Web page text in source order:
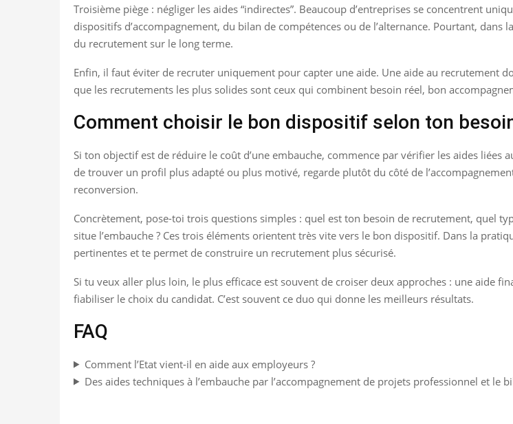
Troisième piège : négliger les aides “indirectes”. Beaucoup d’entreprises se concentrent
dispositifs d’accompagnement, du bilan de compétences ou de l’alternance. Pourtant,
du recrutement sur le long terme.
Enfin, il faut éviter de recruter uniquement pour capter une aide. Une aide au recrutement
que les recrutements les plus solides sont ceux qui combinent besoin réel, bon
Comment choisir le bon dispositif selon ton
Si ton objectif est de réduire le coût d’une embauche, commence par vérifier les aides liées
de trouver un profil plus adapté ou plus motivé, regarde plutôt du côté de
reconversion.
Concrètement, pose-toi trois questions simples : quel est ton besoin de recrutement, quel
situe l’embauche ? Ces trois éléments orientent très vite vers le bon dispositif. Dans la
pertinentes et te permet de construire un recrutement plus sécurisé.
Si tu veux aller plus loin, le plus efficace est souvent de croiser deux approches : une aide
fiabiliser le choix du candidat. C’est souvent ce duo qui donne les meilleurs résultats.
FAQ
Comment l’Etat vient-il en aide aux employeurs ?
Des aides techniques à l’embauche par l’accompagnement de projets professionnel et le